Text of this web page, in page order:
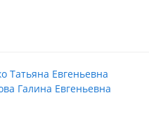
Татьяна Евгеньевна
Галина Евгеньевна